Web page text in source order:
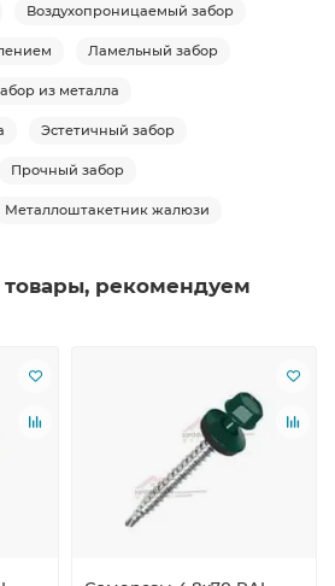
Воздухопроницаемый забор
Ламельный забор
из металла
Эстетичный забор
Прочный забор
Металлоштакетник жалюзи
рекомендуем